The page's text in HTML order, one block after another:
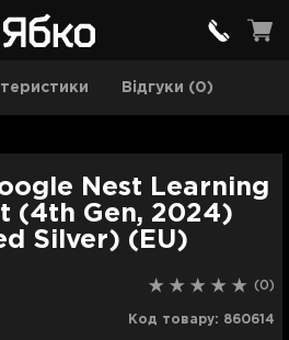
Відгуки (0)
Nest Learning
(4th Gen, 2024)
Silver) (EU)
Код товару: 860614
(0)